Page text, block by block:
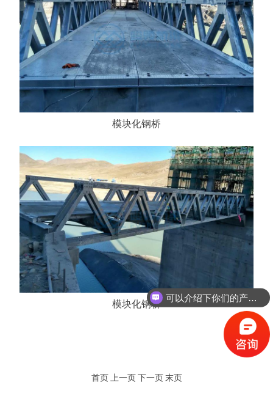
模块化钢桥
模块化钢桥
首页 上一页 下一页 末页
可以介绍下你们的产品么？